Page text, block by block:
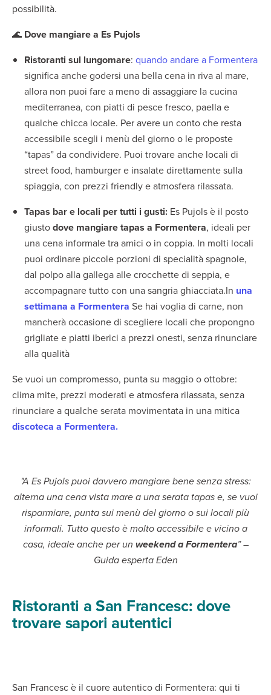
possibilità.
🌊 Dove mangiare a Es Pujols
Ristoranti sul lungomare: quando andare a Formentera
significa anche godersi una bella cena in riva al mare,
allora non puoi fare a meno di assaggiare la cucina
mediterranea, con piatti di pesce fresco, paella e
qualche chicca locale. Per avere un conto che resta
accessibile scegli i menù del giorno o le proposte
“tapas” da condividere. Puoi trovare anche locali di
street food, hamburger e insalate direttamente sulla
spiaggia, con prezzi friendly e atmosfera rilassata.
Tapas bar e locali per tutti i gusti: Es Pujols è il posto
giustodove mangiare tapas a Formentera, ideali per
una cena informale tra amici o in coppia. In molti locali
puoi ordinare piccole porzioni di specialità spagnole,
dal polpo alla gallega alle crocchette di seppia, e
accompagnare tutto con una sangria ghiacciata.In una
settimana a Formentera Se hai voglia di carne, non
mancherà occasione di scegliere locali che propongno
grigliate e piatti iberici a prezzi onesti, senza rinunciare
alla qualità
Se vuoi un compromesso, punta su maggio o ottobre:
clima mite, prezzi moderati e atmosfera rilassata, senza
rinunciare a qualche serata movimentata in una mitica
discoteca a Formentera.
"A Es Pujols puoi davvero mangiare bene senza stress:
alterna una cena vista mare a una serata tapas e, se vuoi
risparmiare, punta sui menù del giorno o sui locali più
informali. Tutto questo è molto accessibile e vicino a
casa, ideale anche per un weekend a Formentera” –
Guida esperta Eden
Ristoranti a San Francesc: dove
trovare sapori autentici
San Francesc è il cuore autentico di Formentera: qui ti